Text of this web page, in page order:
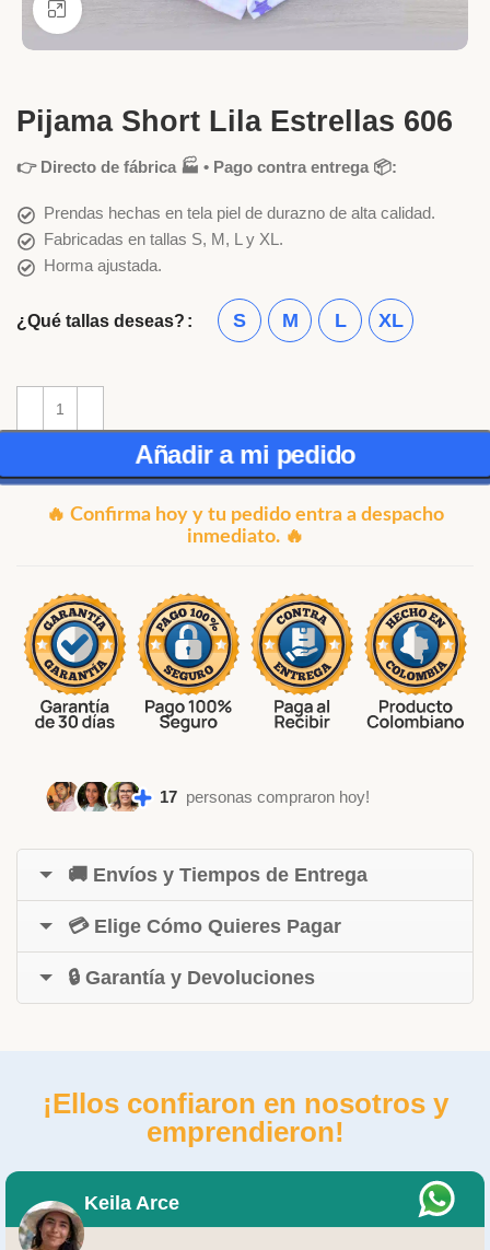
Ver más grande
Pijama Short Lila Estrellas 606
👉 Directo de fábrica 🏭 • Pago contra entrega 📦:
Prendas hechas en tela piel de durazno de alta calidad.
Fabricadas en tallas S, M, L y XL.
Horma ajustada.
¿Qué tallas deseas? S M L XL
Añadir a mi pedido
🔥 Confirma hoy y tu pedido entra a despacho
inmediato. 🔥
17 personas compraron hoy!
🚚 Envíos y Tiempos de Entrega
💳 Elige Cómo Quieres Pagar
🔒 Garantía y Devoluciones
¡Ellos confiaron en nosotros y
emprendieron!
Keila Arce